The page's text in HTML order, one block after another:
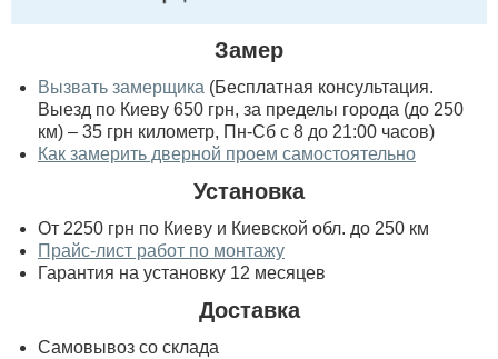
Замер
Вызвать замерщика (Бесплатная консультация.
Выезд по Киеву 650 грн, за пределы города (до 250
км) – 35 грн километр, Пн-Сб с 8 до 21:00 часов)
Как замерить дверной проем самостоятельно
Установка
От 2250 грн по Киеву и Киевской обл. до 250 км
Прайс-лист работ по монтажу
Гарантия на установку 12 месяцев
Доставка
Самовывоз со склада